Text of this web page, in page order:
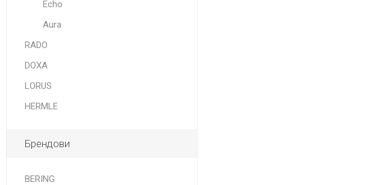
Echo
Aura
RADO
DOXA
LORUS
HERMLE
Брендови
BERING